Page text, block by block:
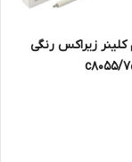
زیراکس رنگی